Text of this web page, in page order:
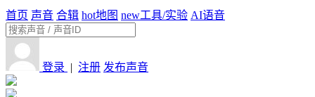
首页 声音 合辑 hot地图 new工具/实验 AI语音
登录 | 注册 发布声音